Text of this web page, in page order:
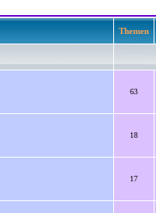
Themen
63
18
17